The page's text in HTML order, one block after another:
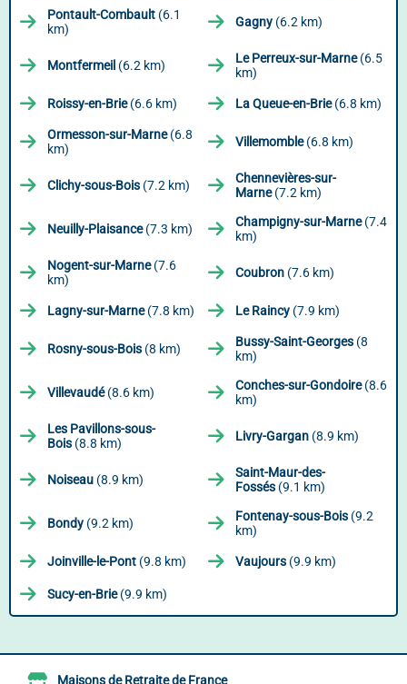
Pontault-Combault (6.1
km)
Gagny (6.2 km)
Montfermeil (6.2 km) Le Perreux-sur-Marne(6.5
km)
Roissy-en-Brie(6.6 km) La Queue-en-Brie(6.8 km)
Ormesson-sur-Marne(6.8
km)
Villemomble(6.8 km)
Clichy-sous-Bois (7.2 km)
Chennevières-sur-
Marne(7.2 km)
Neuilly-Plaisance(7.3 km) Champigny-sur-Marne(7.4
km)
Nogent-sur-Marne(7.6
km)
Coubron (7.6 km)
Lagny-sur-Marne(7.8 km) Le Raincy (7.9 km)
Rosny-sous-Bois (8 km) Bussy-Saint-Georges (8
km)
Villevaudé(8.6 km) Conches-sur-Gondoire(8.6
km)
Les Pavillons-sous-
Bois (8.8 km) Livry-Gargan (8.9 km)
Noiseau (8.9 km)
Saint-Maur-des-
Fossés (9.1 km)
Bondy (9.2 km) Fontenay-sous-Bois (9.2
km)
Joinville-le-Pont (9.8 km) Vaujours (9.9 km)
Sucy-en-Brie(9.9 km)
Maisons de Retraite de France